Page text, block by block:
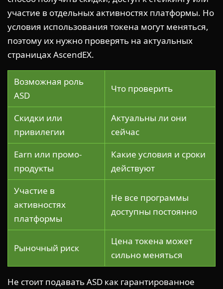
участие в отдельных активностях платформы. Но
условия использования токена могут меняться,
поэтому их нужно проверять на актуальных
страницах AscendEX.
Возможная роль
ASD
Что проверить
Скидки или
привилегии
Актуальны ли они
сейчас
Earn или промо-
продукты
Какие условия и сроки
действуют
Участие в
активностях
платформы
Не все программы
доступны постоянно
Рыночный риск
Цена токена может
сильно меняться
Не стоит подавать ASD как гарантированное